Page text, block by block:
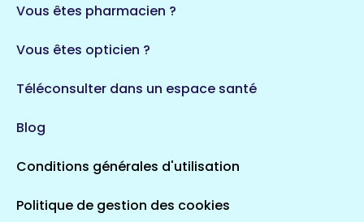
Vous êtes pharmacien ?
Vous êtes opticien ?
Téléconsulter dans un espace santé
Blog
Conditions générales d'utilisation
Politique de gestion des cookies